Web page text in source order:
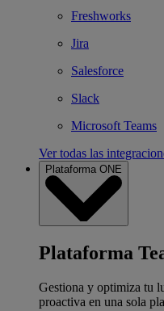
Freshworks
Jira
Salesforce
Slack
Microsoft Teams
Ver todas las
Plataforma ONE
Plataforma
Gestiona y optimiza tu
proactiva en una sola